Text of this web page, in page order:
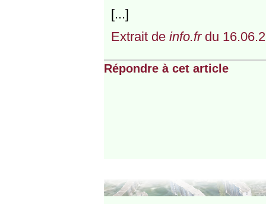
[...]
Extrait de info.frdu
Répondre à cet article